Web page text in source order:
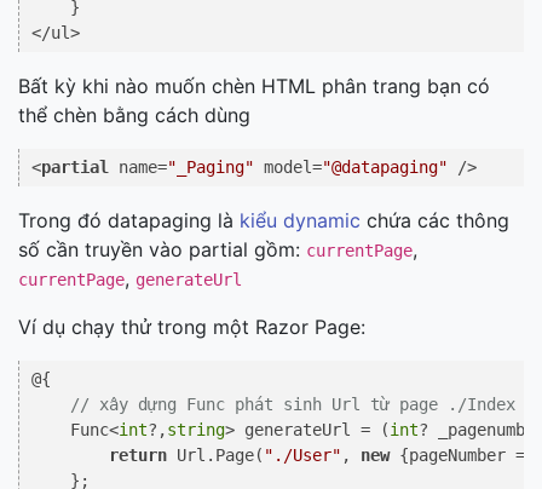
    }
</ul>
Bất kỳ khi nào muốn chèn HTML phân trang bạn có
thể chèn bằng cách dùng
<partial name="_Paging" model="@datapaging" />
Trong đó datapaging là kiểu dynamic chứa các thông
số cần truyền vào partial gồm: currentPage,
currentPage, generateUrl
Ví dụ chạy thử trong một Razor Page:
@{
// xây dựng Func phát sinh Url từ page ./Index
    Func<
int?,string> generateUrl = (int?
return Url.Page( "./User" , new {pageNumber =
    };